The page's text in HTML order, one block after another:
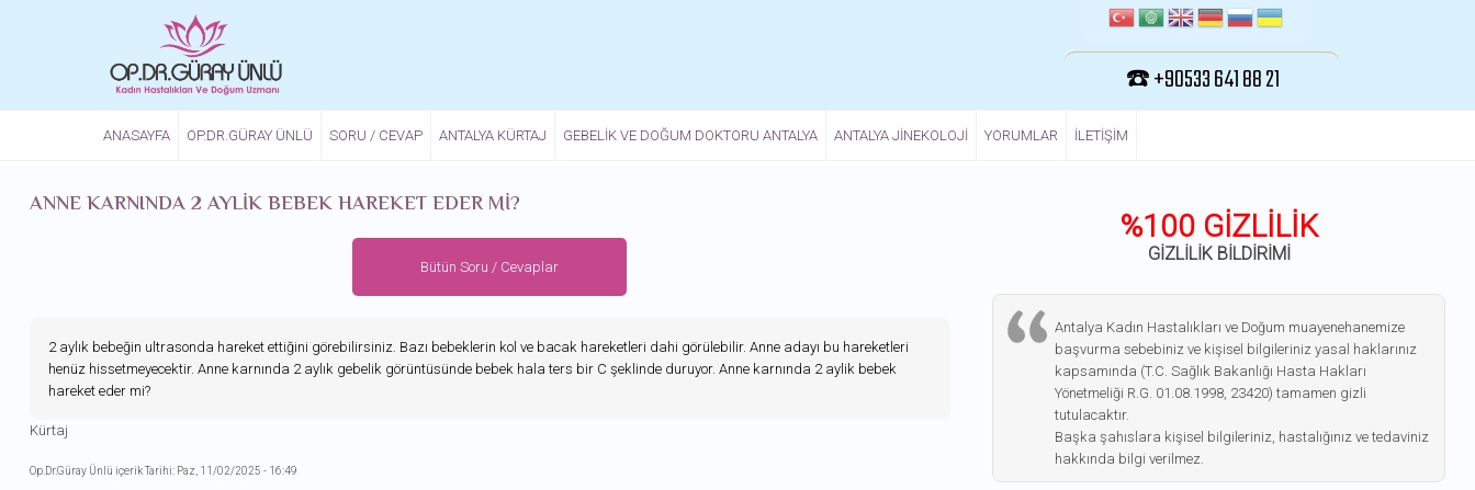
☎️ +90533 641 88 21
ANASAYFA OP.DR.GÜRAY ÜNLÜ SORU / CEVAP ANTALYA KÜRTAJ GEBELIK VE DOĞUM DOKTORU ANTALYA ANTALYA JINEKOLOJI YORUMLAR ILETIŞIM
ANNE KARNINDA 2 AYLIK BEBEK HAREKET EDER MI?
Bütün Soru / Cevaplar
2 aylık bebeğin ultrasonda hareket ettiğini görebilirsiniz. Bazı bebeklerin kol ve bacak hareketleri dahi görülebilir. Anne adayı bu hareketleri
henüz hissetmeyecektir. Anne karnında 2 aylık gebelik görüntüsünde bebek hala ters bir C şeklinde duruyor. Anne karnında 2 aylik bebek
hareket eder mi?
Kürtaj
Op.Dr.Güray Ünlü içerik Tarihi: Paz, 11/02/2025 - 16:49
%100 GİZLİLİK
GİZLİLİK BİLDİRİMİ
Antalya Kadın Hastalıkları ve Doğum muayenehanemize
başvurma sebebiniz ve kişisel bilgileriniz yasal haklarınız
kapsamında (T.C. Sağlık Bakanlığı Hasta Hakları
Yönetmeliği R.G. 01.08.1998, 23420) tamamen gizli
tutulacaktır.
Başka şahıslara kişisel bilgileriniz, hastalığınız ve tedaviniz
hakkında bilgi verilmez.